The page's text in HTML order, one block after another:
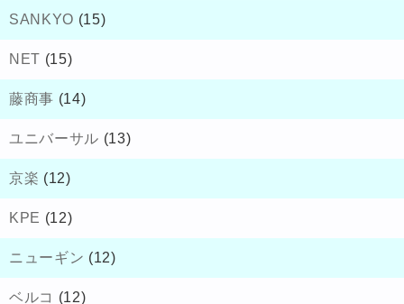
SANKYO (15)
NET (15)
藤商事 (14)
ユニバーサル (13)
京楽 (12)
KPE (12)
ニューギン (12)
ベルコ (12)